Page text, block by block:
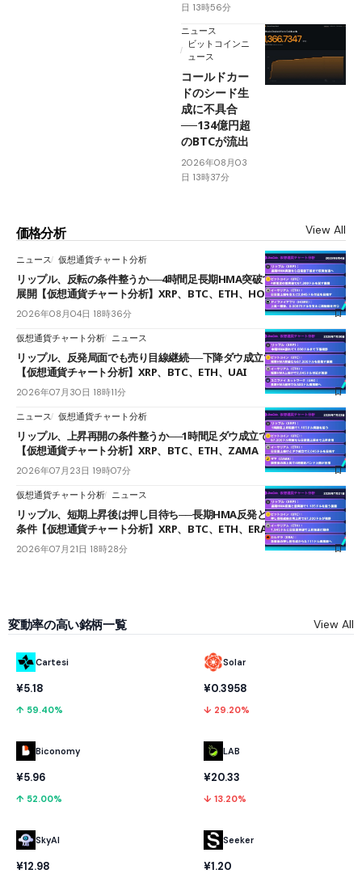
日 13時56分
ニュース
ビットコインニ
ュース
コールドカー
ドのシード生
成に不具合
──134億円超
のBTCが流出
2026年08月03
日 13時37分
価格分析 View All
ニュース 仮想通貨チャート分析
リップル、反転の条件整うか──4時間足長期HMA突破で雲下端を目指す
展開【仮想通貨チャート分析】XRP、BTC、ETH、HOME
2026年08月04日 18時36分
仮想通貨チャート分析 ニュース
リップル、反発局面でも売り目線継続──下降ダウ成立で下値追う展開
【仮想通貨チャート分析】XRP、BTC、ETH、UAI
2026年07月30日 18時11分
ニュース 仮想通貨チャート分析
リップル、上昇再開の条件整うか──1時間足ダウ成立で1.185ドルを狙う
【仮想通貨チャート分析】XRP、BTC、ETH、ZAMA
2026年07月23日 19時07分
仮想通貨チャート分析 ニュース
リップル、短期上昇後は押し目待ち──長期HMA反発と雲上抜けが買い
条件【仮想通貨チャート分析】XRP、BTC、ETH、ERA
2026年07月21日 18時28分
変動率の高い銘柄一覧 View All
Cartesi
¥5.18
↑ 59.40%
Biconomy
¥5.96
↑ 52.00%
SkyAI
¥12.98
Solar
¥0.3958
↓ 29.20%
LAB
¥20.33
↓ 13.20%
Seeker
¥1.20